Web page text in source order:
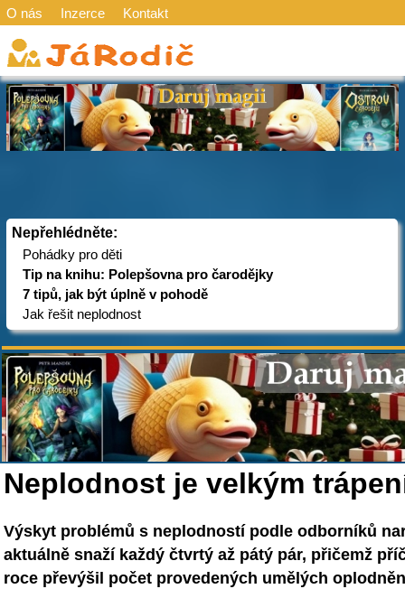
O nás Inzerce Kontakt
Nepřehlédněte:
Pohádky pro děti
Tip na knihu: Polepšovna pro čarodějky
7 tipů, jak být úplně v pohodě
Jak řešit neplodnost
Neplodnost je velkým
Výskyt problémů s neplodností podle odborníků
aktuálně snaží každý čtvrtý až pátý pár, přičemž
roce převýšil počet provedených umělých